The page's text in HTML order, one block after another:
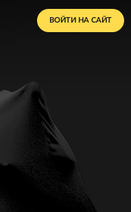
ВОЙТИ НА САЙТ